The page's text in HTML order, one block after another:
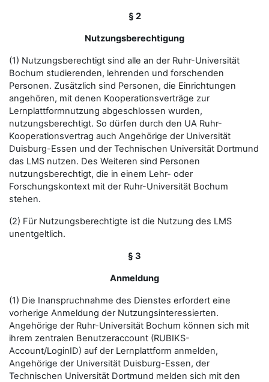
§ 2
Nutzungsberechtigung
(1) Nutzungsberechtigt sind alle an der Ruhr-Universität
Bochum studierenden, lehrenden und forschenden
Personen. Zusätzlich sind Personen, die Einrichtungen
angehören, mit denen Kooperationsverträge zur
Lernplattformnutzung abgeschlossen wurden,
nutzungsberechtigt. So dürfen durch den UA Ruhr-
Kooperationsvertrag auch Angehörige der Universität
Duisburg-Essen und der Technischen Universität Dortmund
das LMS nutzen. Des Weiteren sind Personen
nutzungsberechtigt, die in einem Lehr- oder
Forschungskontext mit der Ruhr-Universität Bochum
stehen.
(2) Für Nutzungsberechtigte ist die Nutzung des LMS
unentgeltlich.
§ 3
Anmeldung
(1) Die Inanspruchnahme des Dienstes erfordert eine
vorherige Anmeldung der Nutzungsinteressierten.
Angehörige der Ruhr-Universität Bochum können sich mit
ihrem zentralen Benutzeraccount (RUBIKS-
Account/LoginID) auf der Lernplattform anmelden,
Angehörige der Universität Duisburg-Essen, der
Technischen Universität Dortmund melden sich mit den